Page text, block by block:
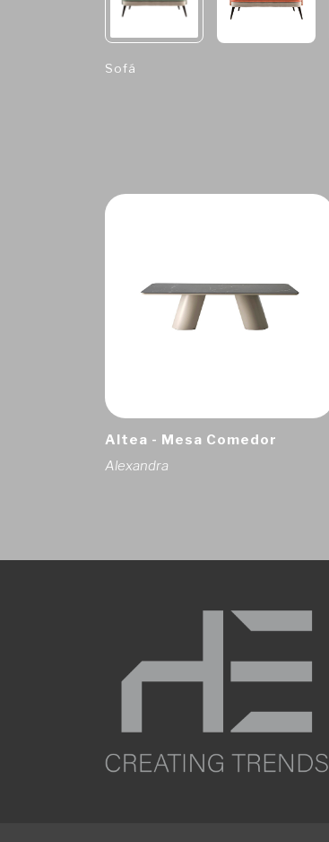
Sofá
Altea - Mesa Comedor
Alexandra